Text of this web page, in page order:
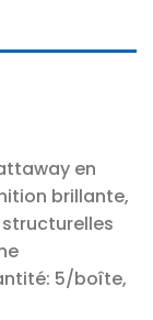
en
brillante,
5/boîte,